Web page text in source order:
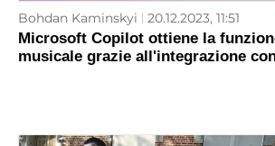
Bohdan Kaminskyi 20.12.2023, 11:51
Microsoft Copilot ottiene la
musicale grazie all'integrazione